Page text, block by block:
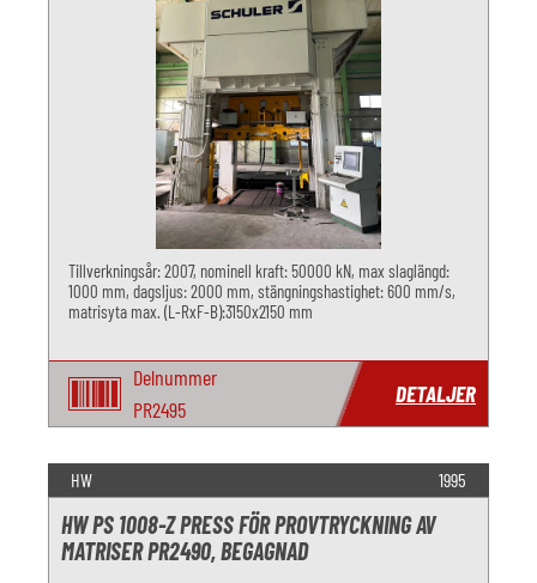
Tillverkningsår: 2007, nominell kraft: 50000 kN, max slaglängd:
1000 mm, dagsljus: 2000 mm, stängningshastighet: 600 mm/s,
matrisyta max. (L-RxF-B):3150x2150 mm
Delnummer
PR2495
DETALJER
HW 1995
HW PS 1008-Z PRESS FÖR PROVTRYCKNING AV
MATRISER PR2490, BEGAGNAD